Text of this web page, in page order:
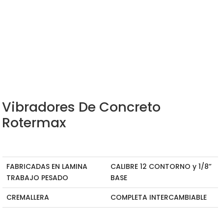
Vibradores De Concreto
Rotermax
FABRICADAS EN LAMINA
TRABAJO PESADO
CALIBRE 12 CONTORNO y 1/8”
BASE
CREMALLERA
COMPLETA INTERCAMBIABLE